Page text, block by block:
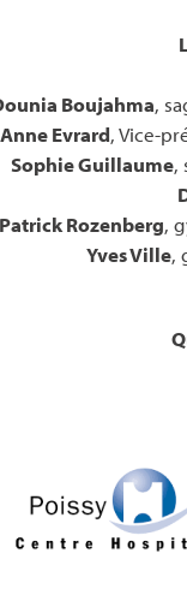
Boujahma,
Anne Evrard, Vice-
Sophie Guillaume,
Patrick Rozenberg,
Yves Ville,